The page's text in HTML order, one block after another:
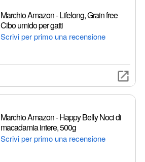
Marchio Amazon - Lifelong, Grain free
Cibo umido per gatti
Scrivi per primo una recensione
Marchio Amazon - Happy Belly Noci di
macadamia intere, 500g
Scrivi per primo una recensione